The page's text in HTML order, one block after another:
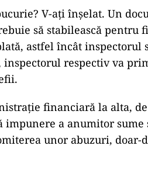
V-ați înșelat. Un
să stabilească pentru
astfel încât inspectorul
respectiv va
financiară la alta,
impunere a anumitor
unor abuzuri, doar-